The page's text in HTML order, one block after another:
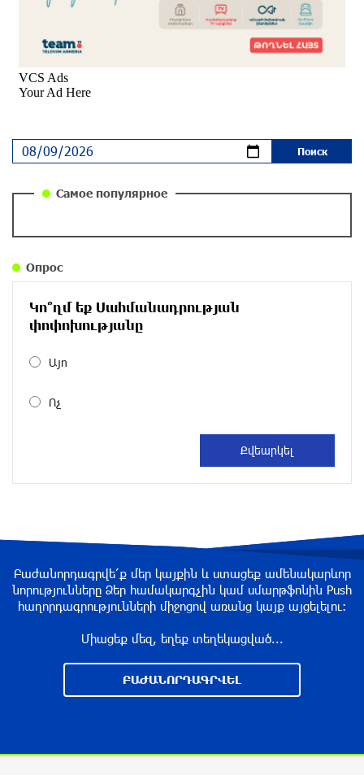
и чего на самом деле ожидает общество?
парламентского бойкота оппозиции - пустая
повестка дня? «Паст»
около одного месяца назад
Размик Марукян стал обладателем бронзовой
избежать энергодефицита в Армении: Алексей
около одного месяца назад
На автодороге Ереван-Севан произошел
Оппозиция Грузии отказалась от мандатов и
Самое популярное
Опрос
Կո՞ղմ եք Սահմանադրության
փոփոխությանը
Այո
Ոչ
Բաժանորդագրվե՛ք մեր կայքին և ստացեք ամենակարևոր
նորությունները Ձեր համակարգչին կամ սմարթֆոնին Push
հաղորդագրությունների միջոցով առանց կայք այցելելու։
Միացեք մեզ, եղեք տեղեկացված...
ԲԱԺԱՆՈՐԴԱԳՐՎԵԼ